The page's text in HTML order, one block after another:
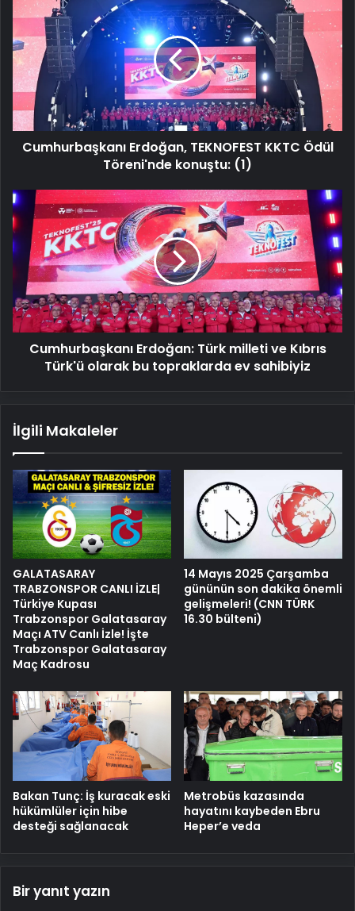
Erdoğan,
TEKNOFEST
KKTC
Ödül
Töreni'nde
konuştu:
(1)
Cumhurbaşkanı Erdoğan, TEKNOFEST KKTC Ödül
Töreni'nde konuştu: (1)
Cumhurbaşkanı
Erdoğan:
Türk
milleti
ve
Kıbrıs
Türk'ü
olarak
bu
topraklarda
Cumhurbaşkanı Erdoğan: Türk milleti ve Kıbrıs
Türk'ü olarak bu topraklarda ev sahibiyiz
İlgili Makaleler
GALATASARAY
TRABZONSPOR CANLI İZLE|
Türkiye Kupası
Trabzonspor Galatasaray
Maçı ATV Canlı İzle! İşte
Trabzonspor Galatasaray
Maç Kadrosu
14 Mayıs 2025 Çarşamba
gününün son dakika önemli
gelişmeleri! (CNN TÜRK
16.30 bülteni)
Bakan Tunç: İş kuracak eski
hükümlüler için hibe
desteği sağlanacak
Metrobüs kazasında
hayatını kaybeden Ebru
Heper’e veda
Bir yanıt yazın